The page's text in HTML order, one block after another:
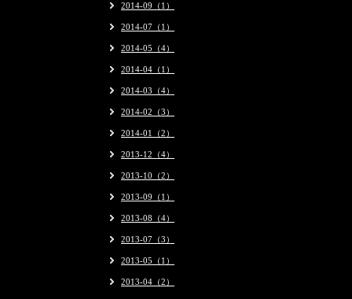
2014-09（1）
2014-07（1）
2014-05（4）
2014-04（1）
2014-03（4）
2014-02（3）
2014-01（2）
2013-12（4）
2013-10（2）
2013-09（1）
2013-08（4）
2013-07（3）
2013-05（1）
2013-04（2）